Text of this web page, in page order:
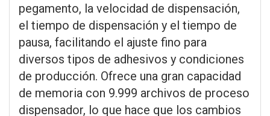
pegamento, la velocidad de dispensación,
el tiempo de dispensación y el tiempo de
pausa, facilitando el ajuste fino para
diversos tipos de adhesivos y condiciones
de producción. Ofrece una gran capacidad
de memoria con 9.999 archivos de proceso
dispensador, lo que hace que los cambios